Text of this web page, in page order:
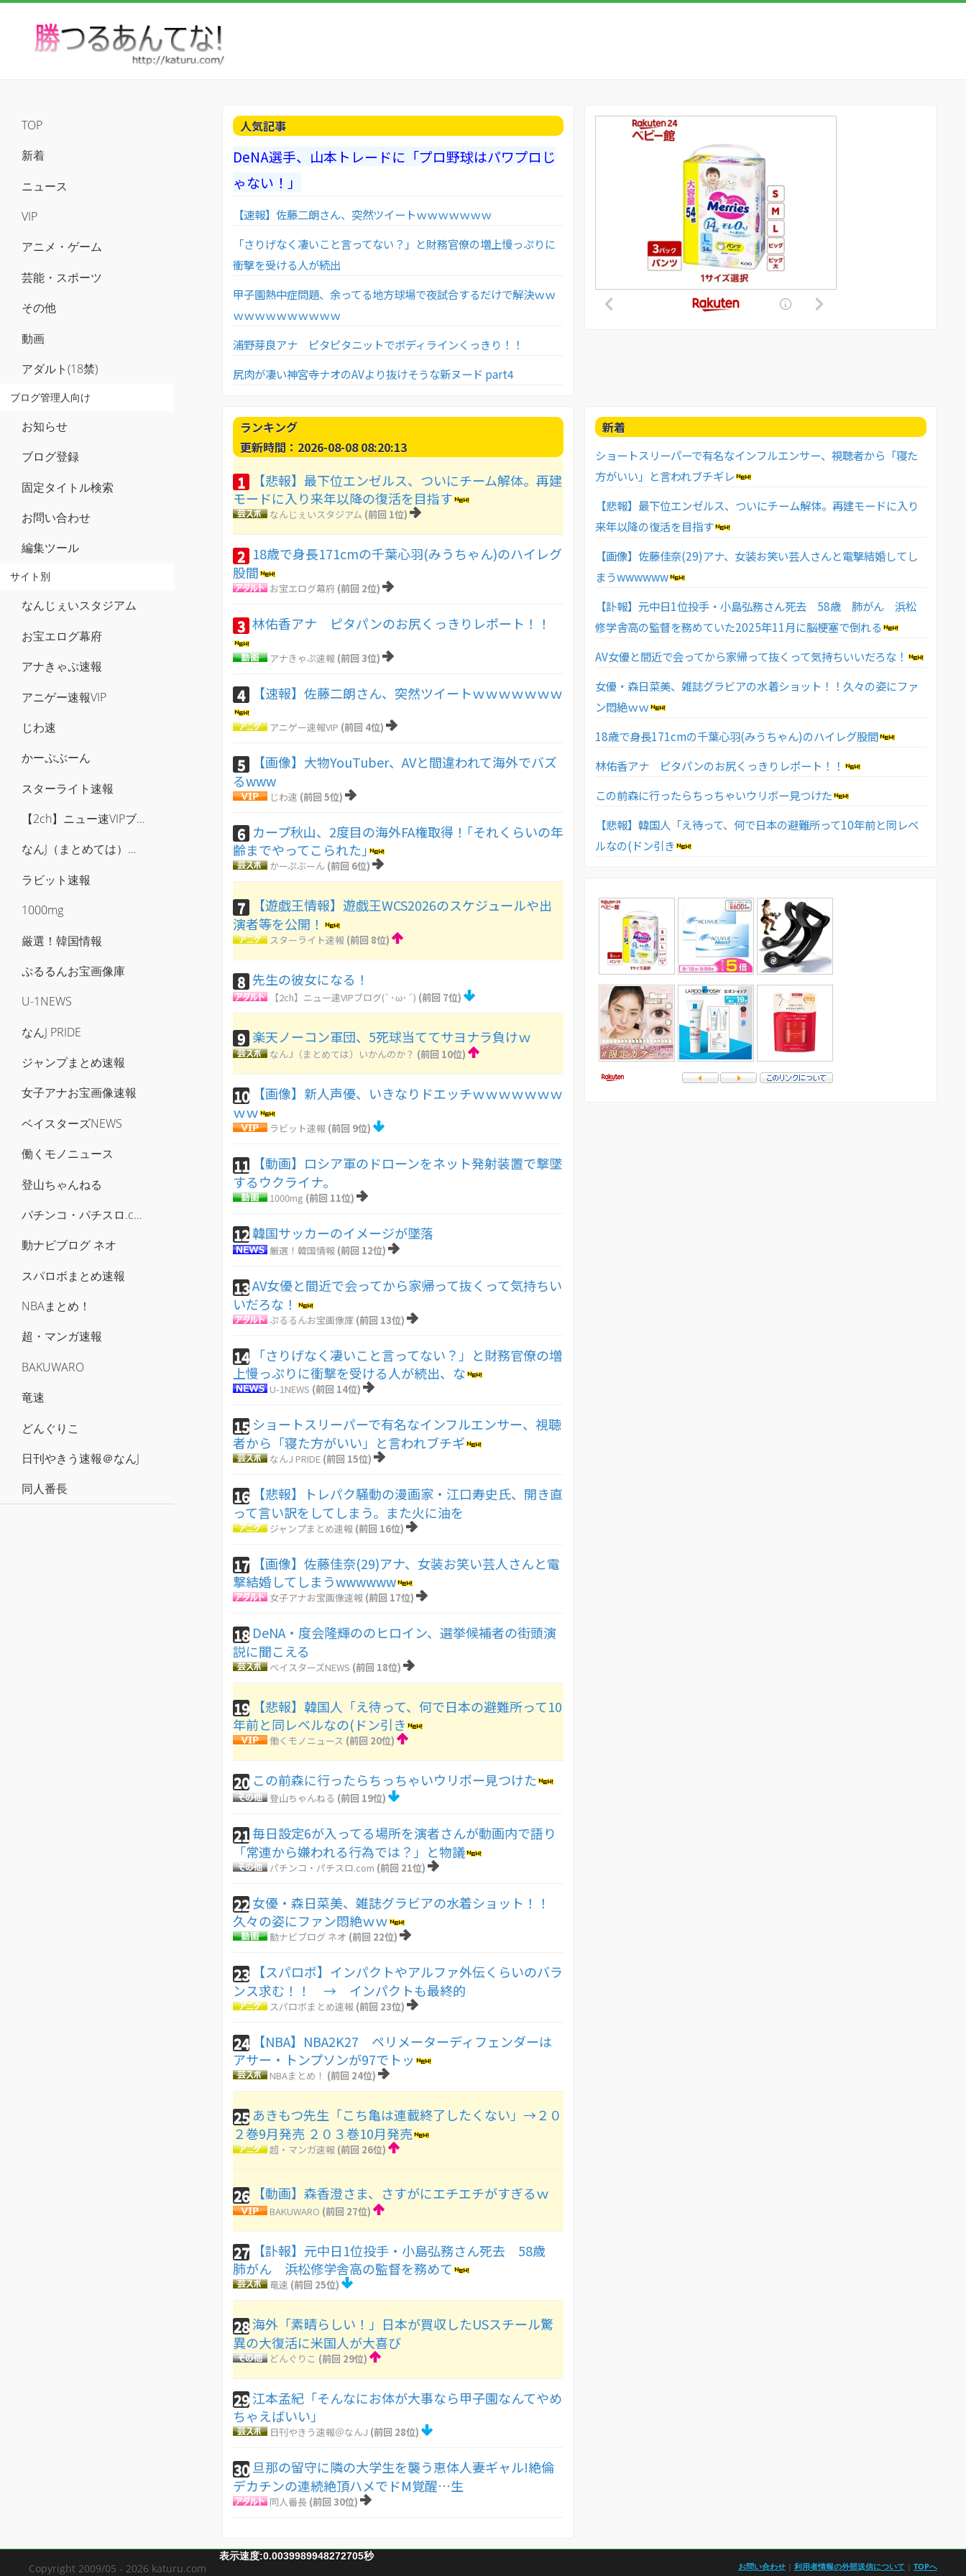
人気記事
DeNA選手、山本トレードに「プロ野球はパワプロじ
ゃない！」
【速報】佐藤二朗さん、突然ツイートｗｗｗｗｗｗｗ
「さりげなく凄いこと言ってない？」と財務官僚の増上慢っぷりに
衝撃を受ける人が続出
甲子園熱中症問題、余ってる地方球場で夜試合するだけで解決ｗｗ
ｗｗｗｗｗｗｗｗｗｗ
浦野芽良アナ ピタピタニットでボディラインくっきり！！
尻肉が凄い神宮寺ナオのAVより抜けそうな新ヌード part4
ランキング
更新時間：2026-08-08 08:20:13
1
【悲報】最下位エンゼルス、ついにチーム解体。再建
モードに入り来年以降の復活を目指す
なんじぇいスタジアム (前回 1位)
2 18歳で身長171cmの千葉心羽(みうちゃん)のハイレグ
股間
お宝エログ幕府 (前回 2位)
3 林佑香アナ ピタパンのお尻くっきりレポート！！
アナきゃぷ速報 (前回 3位)
4 【速報】佐藤二朗さん、突然ツイートｗｗｗｗｗｗｗ
アニゲー速報VIP (前回 4位)
5
【画像】大物YouTuber、AVと間違われて海外でバズ
るwww
じわ速 (前回 5位)
6 カープ秋山、2度目の海外FA権取得！｢それくらいの年
齢までやってこられた｣
かーぷぶーん (前回 6位)
7
【遊戯王情報】遊戯王WCS2026のスケジュールや出
演者等を公開！
スターライト速報 (前回 8位)
8 先生の彼女になる！
【2ch】ニュー速VIPブログ(`･ω･´) (前回 7位)
9 楽天ノーコン軍団、5死球当ててサヨナラ負けｗ
なんJ（まとめては）いかんのか？ (前回 10位)
10
【画像】新人声優、いきなりドエッチｗｗｗｗｗｗｗ
ｗｗ
ラビット速報 (前回 9位)
11
【動画】ロシア軍のドローンをネット発射装置で撃墜
するウクライナ。
1000mg (前回 11位)
12韓国サッカーのイメージが墜落
厳選！韓国情報 (前回 12位)
13AV女優と間近で会ってから家帰って抜くって気持ちい
いだろな！
ぷるるんお宝画像庫 (前回 13位)
14 「さりげなく凄いこと言ってない？」と財務官僚の増
上慢っぷりに衝撃を受ける人が続出、な
U-1NEWS (前回 14位)
15 ショートスリーパーで有名なインフルエンサー、視聴
者から「寝た方がいい」と言われブチギ
なんJ PRIDE (前回 15位)
16
【悲報】トレパク騒動の漫画家・江口寿史氏、開き直
って言い訳をしてしまう。また火に油を
ジャンプまとめ速報 (前回 16位)
17
【画像】佐藤佳奈(29)アナ、女装お笑い芸人さんと電
撃結婚してしまうwwwwww
女子アナお宝画像速報 (前回 17位)
18 DeNA・度会隆輝ののヒロイン、選挙候補者の街頭演
説に聞こえる
ベイスターズNEWS (前回 18位)
19
【悲報】韓国人「え待って、何で日本の避難所って10
年前と同レベルなの(ドン引き
働くモノニュース (前回 20位)
20 この前森に行ったらちっちゃいウリボー見つけた
登山ちゃんねる (前回 19位)
21毎日設定6が入ってる場所を演者さんが動画内で語り
「常連から嫌われる行為では？」と物議
パチンコ・パチスロ.com (前回 21位)
22 女優・森日菜美、雑誌グラビアの水着ショット！！
久々の姿にファン悶絶ｗｗ
動ナビブログ ネオ (前回 22位)
23
【スパロボ】インパクトやアルファ外伝くらいのバラ
ンス求む！！ → インパクトも最終的
スパロボまとめ速報 (前回 23位)
24
【NBA】NBA2K27 ペリメーターディフェンダーは
アサー・トンプソンが97でトッ
NBAまとめ！ (前回 24位)
25 あきもつ先生「こち亀は連載終了したくない」→２０
２巻9月発売 ２０３巻10月発売
超・マンガ速報 (前回 26位)
26 【動画】森香澄さま、さすがにエチエチがすぎるｗ
BAKUWARO (前回 27位)
27
【訃報】元中日1位投手・小島弘務さん死去 58歳
肺がん 浜松修学舎高の監督を務めて
竜速 (前回 25位)
28 海外「素晴らしい！」日本が買収したUSスチール驚
異の大復活に米国人が大喜び
どんぐりこ (前回 29位)
29 江本孟紀「そんなにお体が大事なら甲子園なんてやめ
ちゃえばいい」
日刊やきう速報＠なんJ (前回 28位)
30 旦那の留守に隣の大学生を襲う恵体人妻ギャル!絶倫
デカチンの連続絶頂ハメでドM覚醒…生
同人番長 (前回 30位)
新着
ショートスリーパーで有名なインフルエンサー、視聴者から「寝た
方がいい」と言われブチギレ
【悲報】最下位エンゼルス、ついにチーム解体。再建モードに入り
来年以降の復活を目指す
【画像】佐藤佳奈(29)アナ、女装お笑い芸人さんと電撃結婚してし
まうwwwwww
【訃報】元中日1位投手・小島弘務さん死去 58歳 肺がん 浜松
修学舎高の監督を務めていた2025年11月に脳梗塞で倒れる
AV女優と間近で会ってから家帰って抜くって気持ちいいだろな！
女優・森日菜美、雑誌グラビアの水着ショット！！久々の姿にファ
ン悶絶ｗｗ
18歳で身長171cmの千葉心羽(みうちゃん)のハイレグ股間
林佑香アナ ピタパンのお尻くっきりレポート！！
この前森に行ったらちっちゃいウリボー見つけた
【悲報】韓国人「え待って、何で日本の避難所って10年前と同レベ
ルなの(ドン引き
TOP
新着
ニュース
VIP
アニメ・ゲーム
芸能・スポーツ
その他
動画
アダルト(18禁)
ブログ管理人向け
お知らせ
ブログ登録
固定タイトル検索
お問い合わせ
編集ツール
サイト別
なんじぇいスタジアム
お宝エログ幕府
アナきゃぷ速報
アニゲー速報VIP
じわ速
かーぷぶーん
スターライト速報
【2ch】ニュー速VIPブログ(`･ω･´)
なんJ（まとめては）いかんのか？
ラビット速報
1000mg
厳選！韓国情報
ぷるるんお宝画像庫
U-1NEWS
なんJ PRIDE
ジャンプまとめ速報
女子アナお宝画像速報
ベイスターズNEWS
働くモノニュース
登山ちゃんねる
パチンコ・パチスロ.com
動ナビブログ ネオ
スパロボまとめ速報
NBAまとめ！
超・マンガ速報
BAKUWARO
竜速
どんぐりこ
日刊やきう速報＠なんJ
同人番長
Copyright 2009/05 - 2026 katuru.com お問い合わせ| 利用者情報の外部送信について | TOPへ
表示速度:0.0039989948272705秒